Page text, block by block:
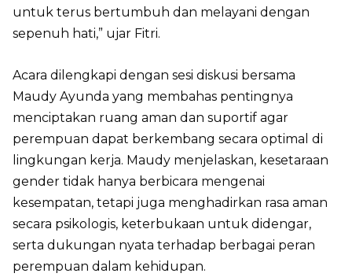
untuk terus bertumbuh dan melayani dengan
sepenuh hati,” ujar Fitri.
Acara dilengkapi dengan sesi diskusi bersama
Maudy Ayunda yang membahas pentingnya
menciptakan ruang aman dan suportif agar
perempuan dapat berkembang secara optimal di
lingkungan kerja. Maudy menjelaskan, kesetaraan
gender tidak hanya berbicara mengenai
kesempatan, tetapi juga menghadirkan rasa aman
secara psikologis, keterbukaan untuk didengar,
serta dukungan nyata terhadap berbagai peran
perempuan dalam kehidupan.